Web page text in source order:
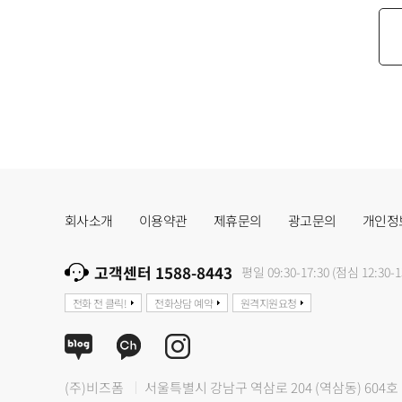
회사소개 이용약관 제휴문의 광고문의 개인
고객센터 1588-8443 평일 09:30-17:30 (점심 12:30-
전화 전 클릭! 전화상담 예약 원격지원요청
(주)비즈폼 서울특별시 강남구 역삼로 204 (역삼동) 604호